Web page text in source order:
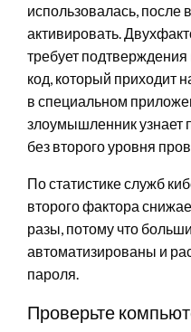
использовалась, после
активировать.
требует
код, который приходит
в специальном
злоумышленник узнает
без второго уровня
По статистике служб
второго фактора
разы, потому что
автоматизированы и
пароля.
Проверьте